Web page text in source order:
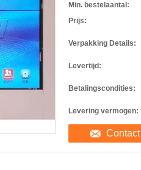
Min. bestelaantal:
Prijs:
Verpakking Details:
Levertijd:
Betalingscondities:
Levering vermogen:
Contact